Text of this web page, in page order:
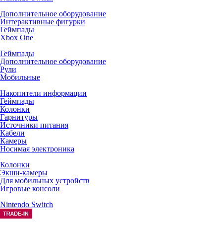
Дополнительное оборудование
Интерактивные фигурки
Геймпады
Xbox One
Геймпады
Дополнительное оборудование
Рули
Мобильные
Накопители информации
Геймпады
Колонки
Гарнитуры
Источники питания
Кабели
Камеры
Носимая электроника
Колонки
Экшн-камеры
Для мобильных устройств
Игровые консоли
Nintendo Switch